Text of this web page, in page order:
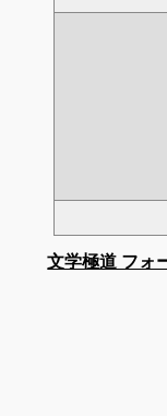
文学極道 フォ